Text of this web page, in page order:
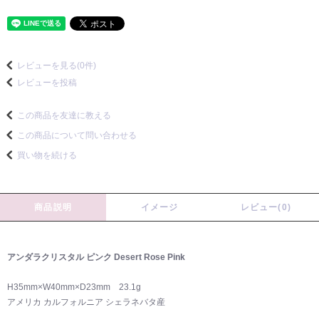
レビューを見る(0件)
レビューを投稿
この商品を友達に教える
この商品について問い合わせる
買い物を続ける
商品説明 イメージ レビュー(0)
アンダラクリスタル ピンク Desert Rose Pink
H35mm×W40mm×D23mm 23.1g
アメリカ カルフォルニア シェラネバタ産